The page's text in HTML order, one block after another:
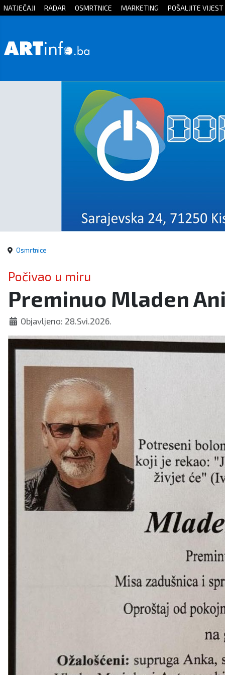
Početna
Zanimljivosti
NATJEČAJI RADAR OSMRTNICE MARKETING POŠALJITE VIJEST
Osmrtnice
Počivao u miru
Preminuo Mladen
Objavljeno: 28.Svi.2026.